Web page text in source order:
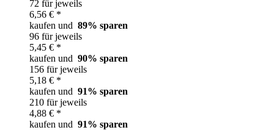
72 für jeweils
6,56 € *
kaufen und 89% sparen
96 für jeweils
5,45 € *
kaufen und 90% sparen
156 für jeweils
5,18 € *
kaufen und 91% sparen
210 für jeweils
4,88 € *
kaufen und 91% sparen